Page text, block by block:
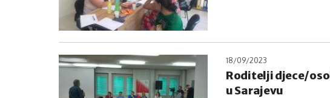
18/09/2023
Roditelji djece/
u Sarajevu